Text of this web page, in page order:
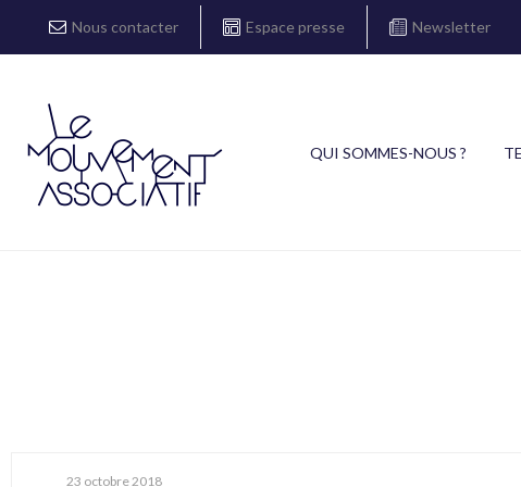
Nous contacter Espace presse Newsletter
QUI SOMMES-NOUS ?
23 octobre 2018